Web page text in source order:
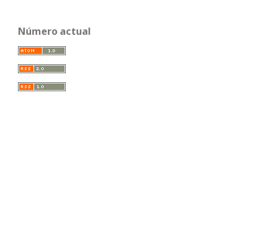
Número actual